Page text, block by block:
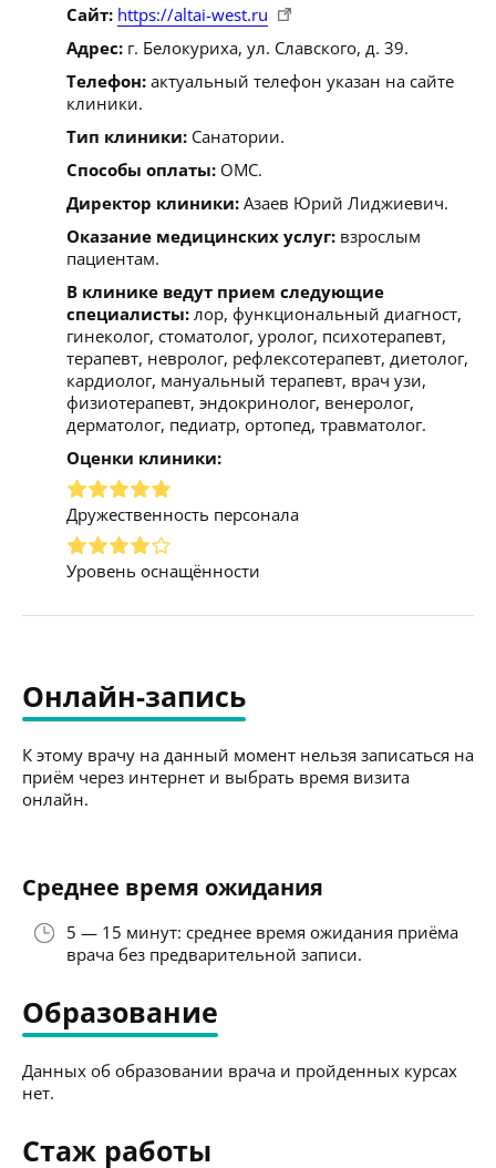
Сайт: https://altai-west.ru
Адрес: г. Белокуриха, ул. Славского, д. 39.
Телефон: актуальный телефон указан на сайте
клиники.
Тип клиники: Санатории.
Способы оплаты: ОМС.
Директор клиники: Азаев Юрий Лиджиевич.
Оказание медицинских услуг: взрослым
пациентам.
В клинике ведут прием следующие
специалисты: лор, функциональный диагност,
гинеколог, стоматолог, уролог, психотерапевт,
терапевт, невролог, рефлексотерапевт, диетолог,
кардиолог, мануальный терапевт, врач узи,
физиотерапевт, эндокринолог, венеролог,
дерматолог, педиатр, ортопед, травматолог.
Оценки клиники:
Дружественность персонала
Уровень оснащённости
Онлайн-запись
К этому врачу на данный момент нельзя записаться на
приём через интернет и выбрать время визита
онлайн.
Среднее время ожидания
5 — 15 минут: среднее время ожидания приёма
врача без предварительной записи.
Образование
Данных об образовании врача и пройденных курсах
нет.
Стаж работы